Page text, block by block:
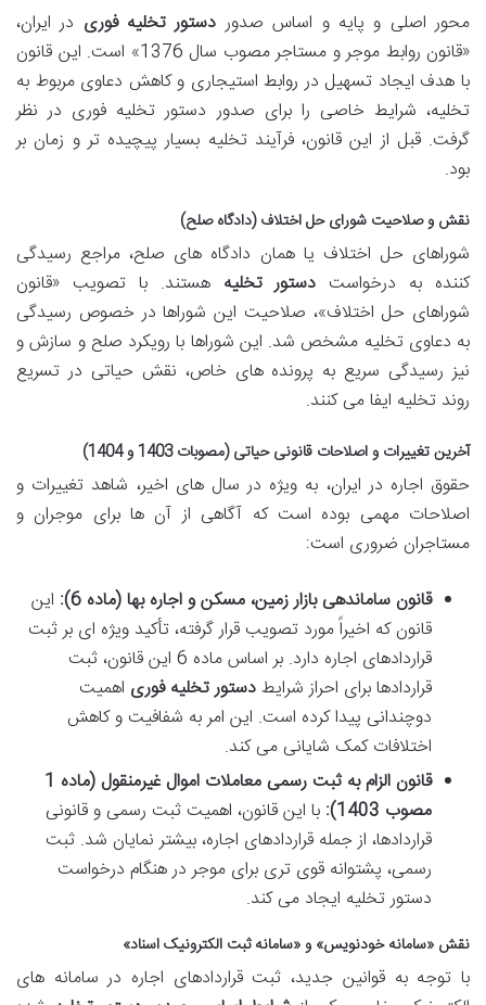
محور اصلی و پایه و اساس صدور دستور تخلیه فوری در ایران،
«قانون روابط موجر و مستاجر مصوب سال 1376» است. این قانون
با هدف ایجاد تسهیل در روابط استیجاری و کاهش دعاوی مربوط به
تخلیه، شرایط خاصی را برای صدور دستور تخلیه فوری در نظر
گرفت. قبل از این قانون، فرآیند تخلیه بسیار پیچیده تر و زمان بر
بود.
نقش و صلاحیت شورای حل اختلاف (دادگاه صلح)
شوراهای حل اختلاف یا همان دادگاه های صلح، مراجع رسیدگی
کننده به درخواست دستور تخلیه هستند. با تصویب «قانون
شوراهای حل اختلاف»، صلاحیت این شوراها در خصوص رسیدگی
به دعاوی تخلیه مشخص شد. این شوراها با رویکرد صلح و سازش و
نیز رسیدگی سریع به پرونده های خاص، نقش حیاتی در تسریع
روند تخلیه ایفا می کنند.
آخرین تغییرات و اصلاحات قانونی حیاتی (مصوبات 1403 و 1404)
حقوق اجاره در ایران، به ویژه در سال های اخیر، شاهد تغییرات و
اصلاحات مهمی بوده است که آگاهی از آن ها برای موجران و
مستاجران ضروری است:
قانون ساماندهی بازار زمین، مسکن و اجاره بها (ماده 6):
این
قانون که اخیراً مورد تصویب قرار گرفته، تأکید ویژه ای بر ثبت
قراردادهای اجاره دارد. بر اساس ماده 6 این قانون، ثبت
قراردادها برای احراز شرایطدستور تخلیه فوری اهمیت
دوچندانی پیدا کرده است. این امر به شفافیت و کاهش
اختلافات کمک شایانی می کند.
قانون الزام به ثبت رسمی معاملات اموال غیرمنقول (ماده 1
مصوب 1403):
با این قانون، اهمیت ثبت رسمی و قانونی
قراردادها، از جمله قراردادهای اجاره، بیشتر نمایان شد. ثبت
رسمی، پشتوانه قوی تری برای موجر در هنگام درخواست
دستور تخلیه ایجاد می کند.
نقش «سامانه خودنویس» و «سامانه ثبت الکترونیک اسناد»
با توجه به قوانین جدید، ثبت قراردادهای اجاره در سامانه های